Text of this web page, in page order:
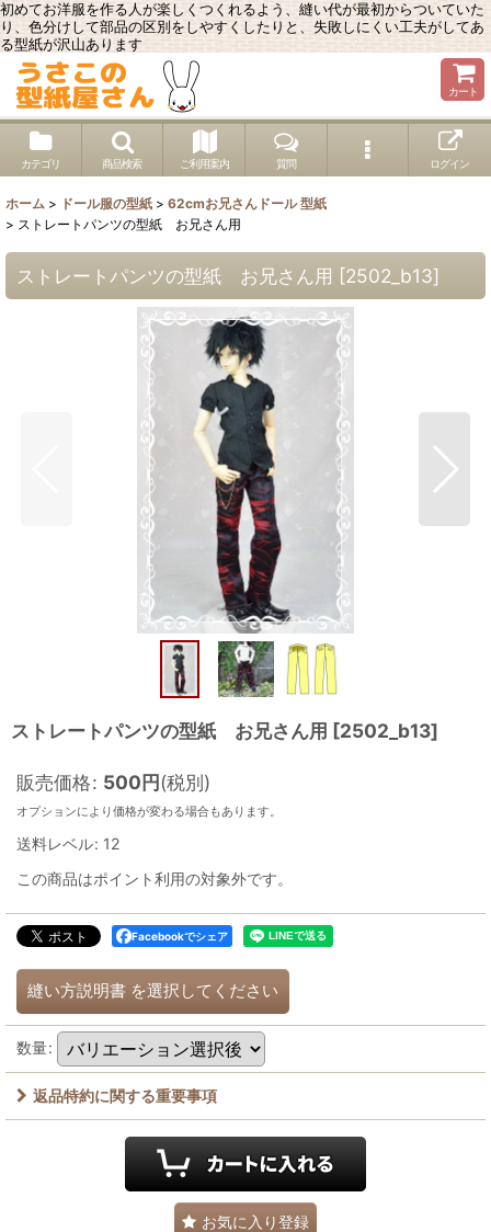
初めてお洋服を作る人が楽しくつくれるよう、縫い代が最初からついていた
り、色分けして部品の区別をしやすくしたりと、失敗しにくい工夫がしてあ
る型紙が沢山あります
カート
カテゴリ 商品検索 ご利用案内 質問 ログイン
ホーム > ドール服の型紙 > 62cmお兄さんドール 型紙
> ストレートパンツの型紙 お兄さん用
ストレートパンツの型紙 お兄さん用 [2502_b13]
ストレートパンツの型紙 お兄さん用 [2502_b13]
販売価格: 500円(税別)
オプションにより価格が変わる場合もあります。
送料レベル: 12
この商品はポイント利用の対象外です。
Facebookでシェア
縫い方説明書 を選択してください
数量:
返品特約に関する重要事項
お気に入り登録